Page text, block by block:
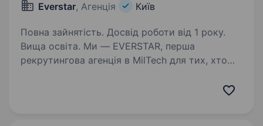
Everstar, Агенція Київ
Повна зайнятість. Досвід роботи від 1 року.
Вища освіта. Ми — EVERSTAR, перша
рекрутингова агенція в MilTech для тих, хто
Але досить про нас, розказуємо про головну